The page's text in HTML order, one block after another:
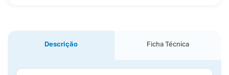
Descrição Ficha Técnica